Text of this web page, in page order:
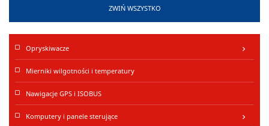
ZWIŃ WSZYSTKO
Opryskiwacze keyboard_arrow_right
Mierniki wilgotności i temperatury
Nawigacje GPS i ISOBUS
Komputery i panele sterujące keyboard_arrow_right